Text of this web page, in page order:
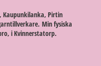
Kaupunkilanka, Pirtin
Min fysiska
i Kvinnerstatorp.